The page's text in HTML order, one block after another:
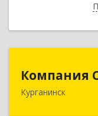
Компания
Курганинск
352430,